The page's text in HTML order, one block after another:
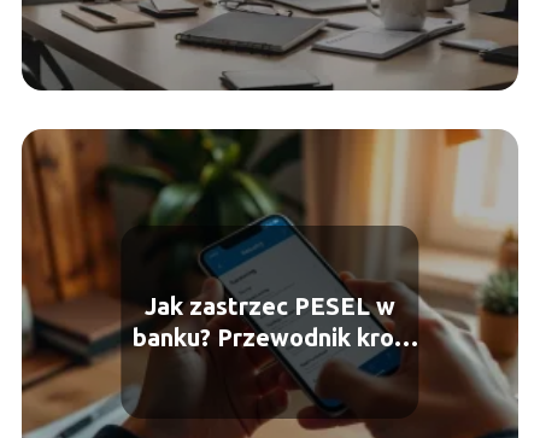
Jak zastrzec PESEL w
banku? Przewodnik krok
po kroku